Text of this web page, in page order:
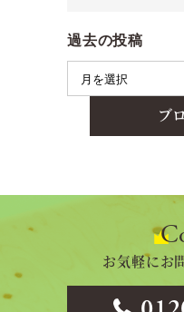
過去の投稿
ブ
お気軽にお